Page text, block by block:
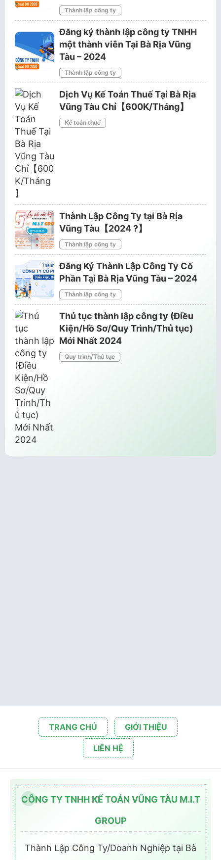
Thành lập công ty
Đăng ký thành lập công ty TNHH
một thành viên Tại Bà Rịa Vũng
Tàu – 2024
Thành lập công ty
Dịch Vụ Kế Toán Thuế Tại Bà Rịa
Vũng Tàu Chỉ【600K/Tháng】
Kế toán thuế
Thành Lập Công Ty tại Bà Rịa
Vũng Tàu【2024 ?️】
Thành lập công ty
Đăng Ký Thành Lập Công Ty Cổ
Phần Tại Bà Rịa Vũng Tàu – 2024
Thành lập công ty
Thủ tục thành lập công ty (Điều
Kiện/Hồ Sơ/Quy Trình/Thủ tục)
Mới Nhất 2024
Quy trình/Thủ tục
TRANG CHỦ GIỚI THIỆU
LIÊN HỆ
CÔNG TY TNHH KẾ TOÁN VŨNG TÀU M.I.T
GROUP
Thành Lập Công Ty/Doanh Nghiệp tại Bà